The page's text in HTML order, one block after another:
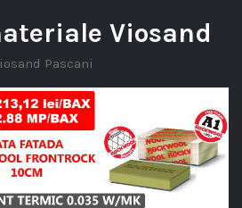
Viosand
Pascani